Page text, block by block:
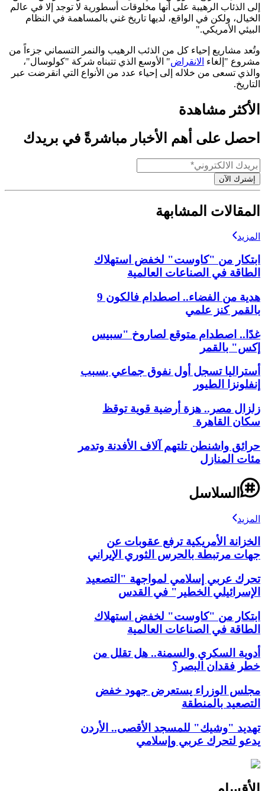
إلى الذئاب الرهيبة على أنها مخلوقات أسطورية لا توجد إلا في عالم
الخيال، ولكن في الواقع، لديها تاريخ غني بالمساهمة في النظام
البيئي الأمريكي."
وتُعد مشاريع إحياء كل من الذئب الرهيب والنمر التسماني جزءاً من
مشروع "إلغاء الانقراض" الأوسع الذي تتبناه شركة "كولوسال"،
والذي تسعى من خلاله إلى إحياء عدد من الأنواع التي انقرضت عبر
التاريخ.
الأكثر مشاهدة
احصل على أهم الأخبار مباشرةً في بريدك
إشترك الآن
المقالات المشابهة
المزيد
ابتكار من "كاوست" لخفض استهلاك
الطاقة في الصناعات العالمية
هدية من الفضاء.. اصطدام فالكون 9
بالقمر كنز علمي
غدًا.. اصطدام متوقع لصاروخ "سبيس
إكس" بالقمر
أستراليا تسجل أول نفوق جماعي بسبب
إنفلونزا الطيور
زلزال مصر.. هزة أرضية قوية توقظ
سكان القاهرة
حرائق واشنطن تلتهم آلاف الأفدنة وتدمر
مئات المنازل
السلاسل
المزيد
الخزانة الأمريكية ترفع عقوبات عن
جهات مرتبطة بالحرس الثوري الإيراني
تحرك عربي إسلامي لمواجهة "التصعيد
الإسرائيلي الخطير" في القدس
ابتكار من "كاوست" لخفض استهلاك
الطاقة في الصناعات العالمية
أدوية السكري والسمنة.. هل تقلل من
خطر فقدان البصر؟
مجلس الوزراء يستعرض جهود خفض
التصعيد بالمنطقة
تهديد "وشيك" للمسجد الأقصى.. الأردن
يدعو لتحرك عربي وإسلامي